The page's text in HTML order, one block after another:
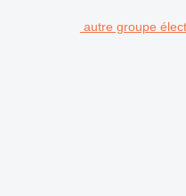
autre groupe